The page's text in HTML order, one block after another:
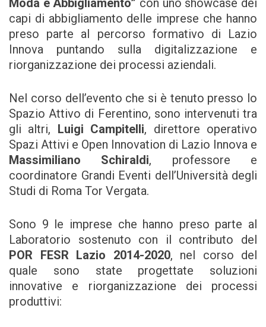
Moda e Abbigliamento” con uno showcase dei
capi di abbigliamento delle imprese che hanno
preso parte al percorso formativo di Lazio
Innova puntando sulla digitalizzazione e
riorganizzazione dei processi aziendali.
Nel corso dell’evento che si è tenuto presso lo
Spazio Attivo di Ferentino, sono intervenuti tra
gli altri, Luigi Campitelli, direttore operativo
Spazi Attivi e Open Innovation di Lazio Innova e
Massimiliano Schiraldi, professore e
coordinatore Grandi Eventi dell’Università degli
Studi di Roma Tor Vergata.
Sono 9 le imprese che hanno preso parte al
Laboratorio sostenuto con il contributo del
POR FESR Lazio 2014-2020, nel corso del
quale sono state progettate soluzioni
innovative e riorganizzazione dei processi
produttivi: